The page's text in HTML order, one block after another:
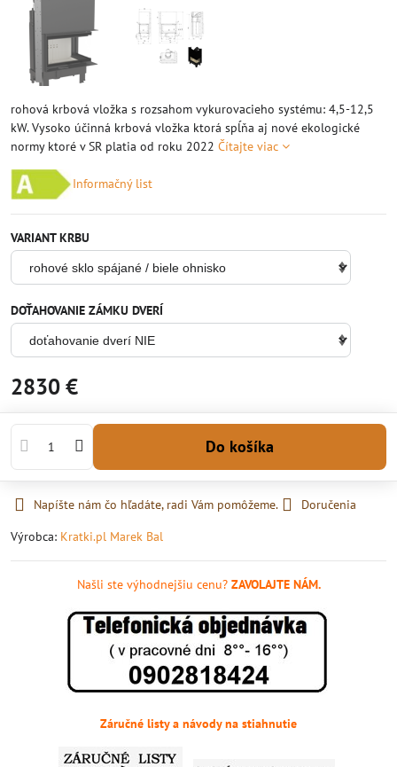
rohová krbová vložka s rozsahom vykurovacieho systému: 4,5-12,5
kW. Vysoko účinná krbová vložka ktorá spĺňa aj nové ekologické
normy ktoré v SR platia od roku 2022 Čítajte viac
Informačný list
VARIANT KRBU
DOŤAHOVANIE ZÁMKU DVERÍ
2830 €
Do košíka
Napíšte nám čo hľadáte, radi Vám pomôžeme.
Doručenia
Výrobca: Kratki.pl Marek Bal
Našli ste výhodnejšiu cenu?ZAVOLAJTE NÁM.
Záručné listy a návody na stiahnutie